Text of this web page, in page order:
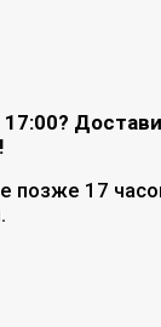
17:00?
позже 17